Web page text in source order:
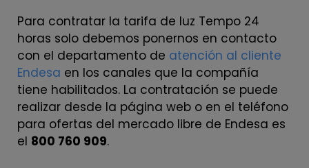
Para contratar la tarifa de luz Tempo 24
horas solo debemos ponernos en contacto
con el departamento de atención al cliente
Endesa en los canales que la compañía
tiene habilitados. La contratación se puede
realizar desde la página web o en el teléfono
para ofertas del mercado libre de Endesa es
el 800 760 909.